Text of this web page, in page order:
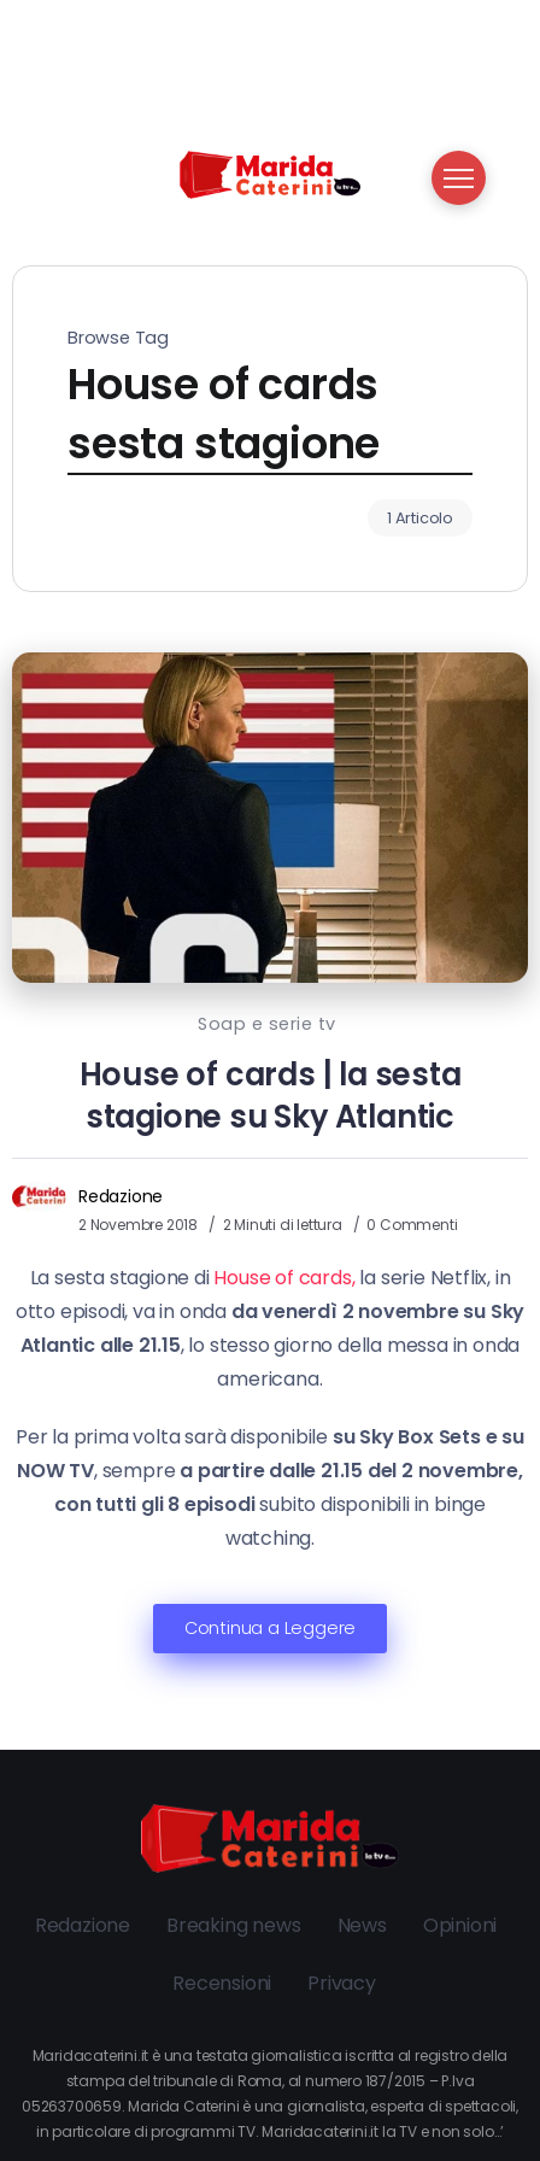
Browse Tag
House of cards
sesta stagione
1 Articolo
Soap e serie tv
House of cards | la sesta
stagione su Sky Atlantic
Redazione
2 Novembre 2018 2 Minuti di lettura 0 Commenti
La sesta stagione diHouse of cards,la serie Netflix, in
otto episodi, va in onda da venerdì 2 novembresu Sky
Atlantic alle 21.15, lo stesso giorno della messa in onda
americana.
Per la prima volta sarà disponibile su Sky Box Sets e su
NOW TV,sempre a partire dalle 21.15 del 2 novembre,
con tutti gli 8 episodisubito disponibili in binge
watching.
Continua a Leggere
Redazione Breaking news News Opinioni
Recensioni Privacy
Maridacaterini.it è una testata giornalistica iscritta al registro della
stampa del tribunale di Roma, al numero 187/2015 – P.Iva
05263700659. Marida Caterini è una giornalista, esperta di spettacoli,
in particolare di programmi TV. Maridacaterini.it la TV e non solo…’